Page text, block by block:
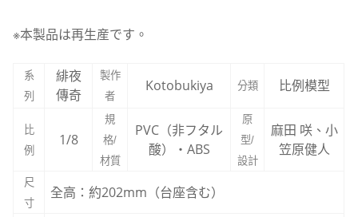
※本製品は再生産です。
系
列
緋夜
傳奇
製作
者
Kotobukiya 分類 比例模型
比
例
1/8
規
格/
材質
PVC（非フタル
酸）・ABS
原
型/
設計
麻田 咲、小
笠原健人
尺
寸
全高：約202mm（台座含む）